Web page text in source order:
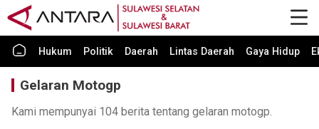
Hukum Politik Daerah Lintas Daerah Gaya Hidup
Gelaran Motogp
Kami mempunyai 104 berita tentang gelaran motogp.